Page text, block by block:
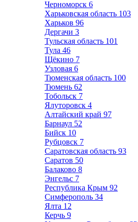
Черноморск 6
Харьковская область 103
Харьков 96
Дергачи 3
Тульская область 101
Тула 46
Щёкино 7
Узловая 6
Тюменская область 100
Тюмень 62
Тобольск 7
Ялуторовск 4
Алтайский край 97
Барнаул 52
Бийск 10
Рубцовск 7
Саратовская область 93
Саратов 50
Балаково 8
Энгельс 7
Республика Крым 92
Симферополь 34
Ялта 12
Керчь 9